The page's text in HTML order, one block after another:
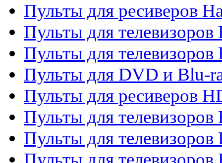
Пульты для ресиверов
Пульты для телевизоров
Пульты для телевизоров
Пульты для DVD и Blu-
Пульты для ресиверов
Пульты для
Пульты для телевизоров